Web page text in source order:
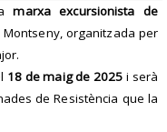
marxa excursionista de
organitzada per
18 de maig de 2025 i serà
de Resistència que la